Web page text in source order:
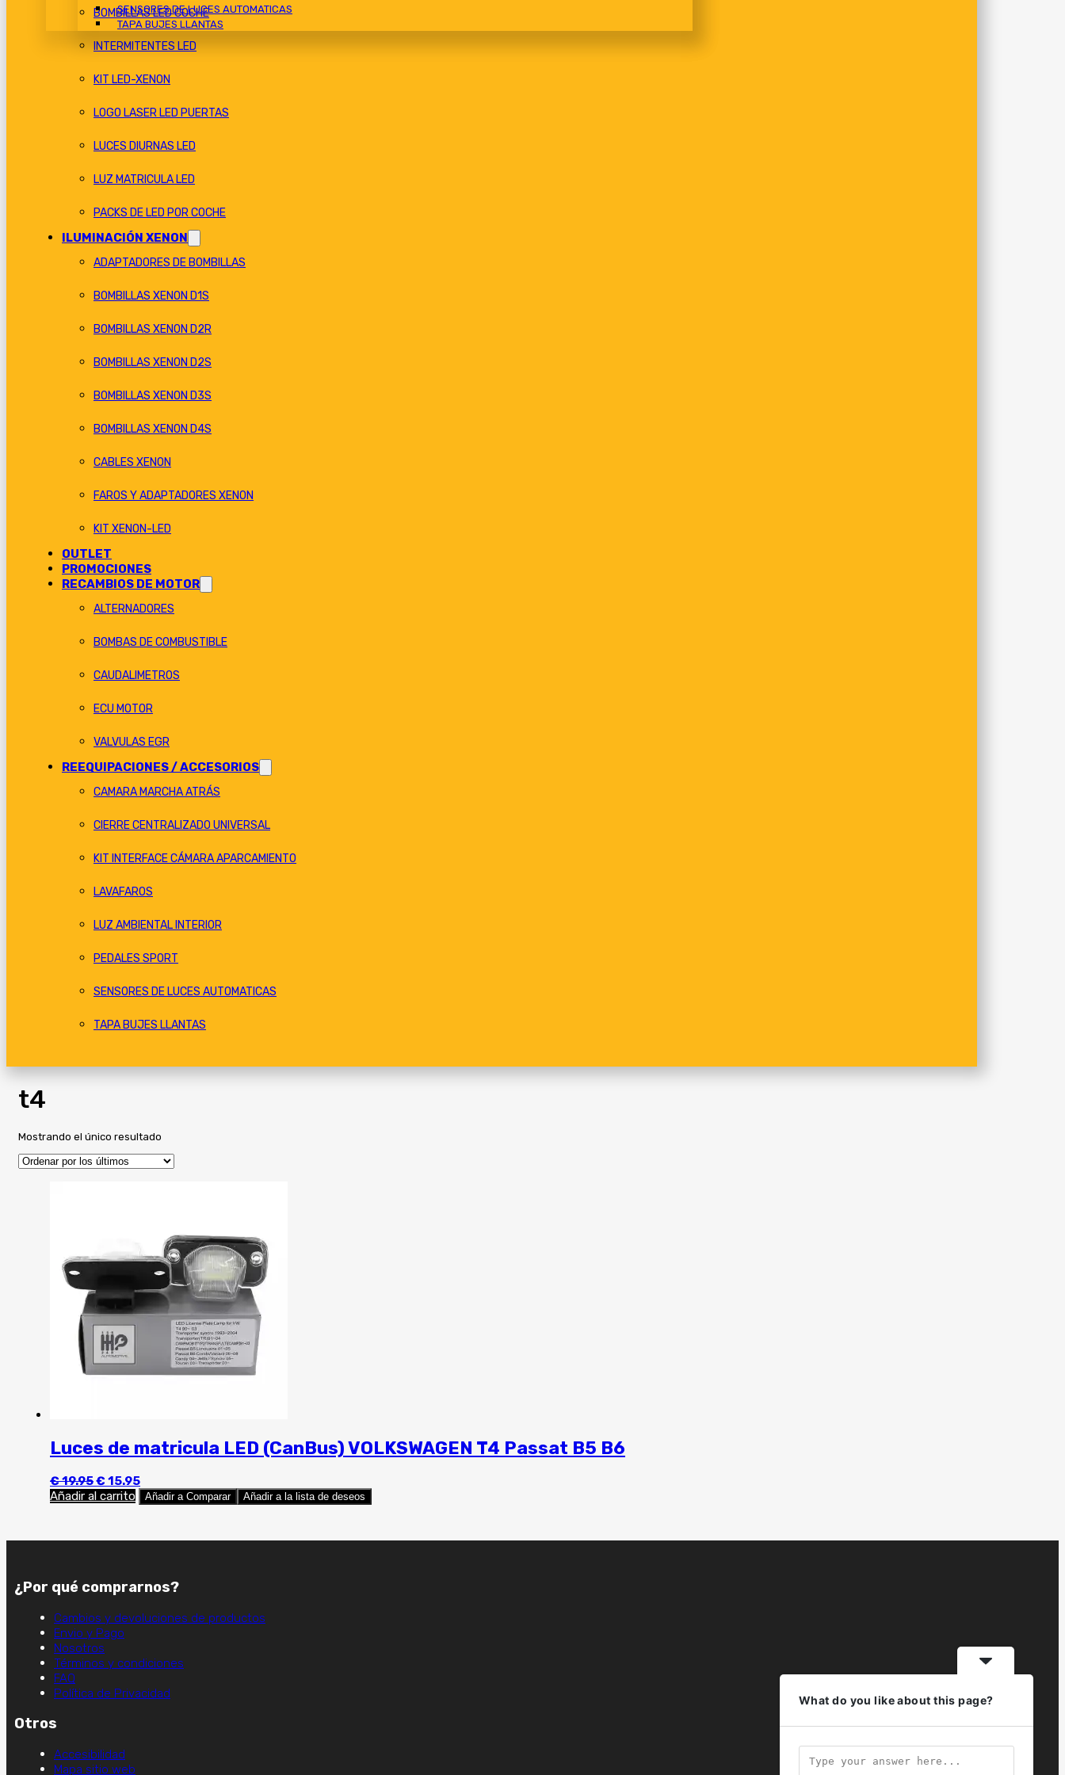
SENSORES DE LUCES AUTOMATICAS
TAPA BUJES LLANTAS
BOMBILLAS LED COCHE
INTERMITENTES LED
KIT LED-XENON
LOGO LASER LED PUERTAS
LUCES DIURNAS LED
LUZ MATRICULA LED
PACKS DE LED POR COCHE
ILUMINACIÓN XENON
ADAPTADORES DE BOMBILLAS
BOMBILLAS XENON D1S
BOMBILLAS XENON D2R
BOMBILLAS XENON D2S
BOMBILLAS XENON D3S
BOMBILLAS XENON D4S
CABLES XENON
FAROS Y ADAPTADORES XENON
KIT XENON-LED
OUTLET
PROMOCIONES
RECAMBIOS DE MOTOR
ALTERNADORES
BOMBAS DE COMBUSTIBLE
CAUDALIMETROS
ECU MOTOR
VALVULAS EGR
REEQUIPACIONES / ACCESORIOS
CAMARA MARCHA ATRÁS
CIERRE CENTRALIZADO UNIVERSAL
KIT INTERFACE CÁMARA APARCAMIENTO
LAVAFAROS
LUZ AMBIENTAL INTERIOR
PEDALES SPORT
SENSORES DE LUCES AUTOMATICAS
TAPA BUJES LLANTAS
t4
Mostrando el único resultado
Luces de matricula LED (CanBus) VOLKSWAGEN T4 Passat B5 B6
€19.95El
precio
original
€ 15.95El
precio
actual
Añadir al carrito Añadir a Comparar Añadir a la lista de deseos
¿Por qué comprarnos?
Cambios y devoluciones de productos
Envio y Pago
Nosotros
Términos y condiciones
FAQ
Política de Privacidad
Otros
Accesibilidad
Mapa sitio web
What do you like about this page?